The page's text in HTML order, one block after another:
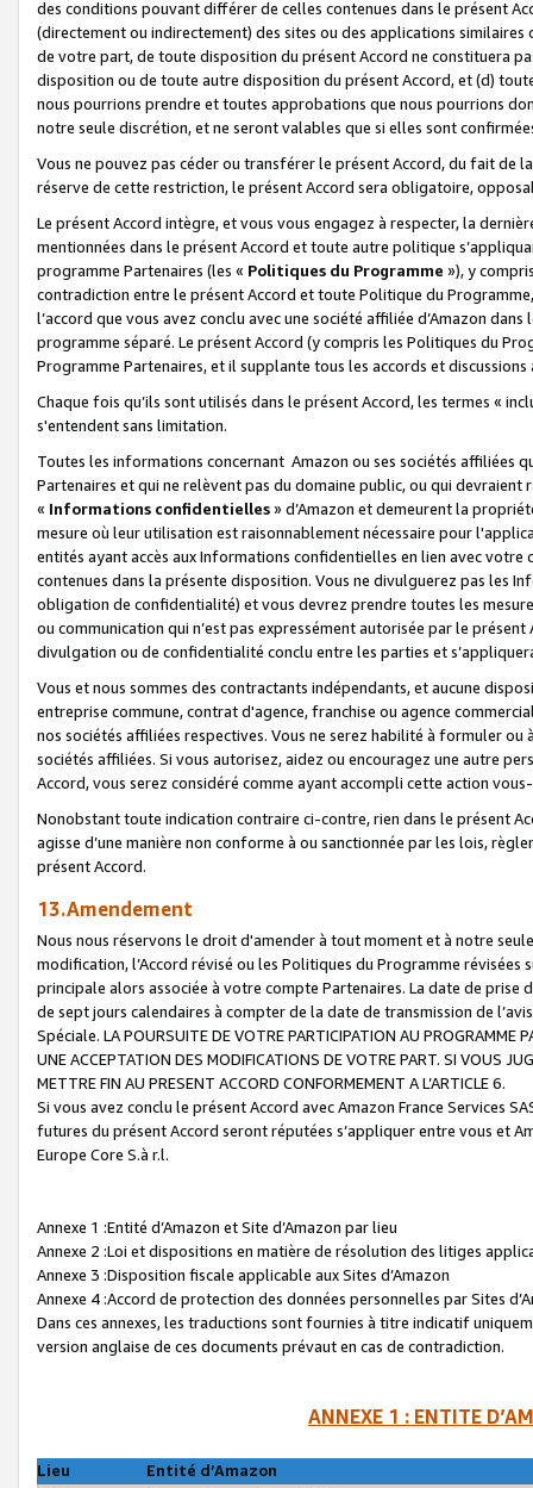
des conditions pouvant différer de celles contenues dans le présent
(directement ou indirectement) des sites ou des applications
de votre part, de toute disposition du présent Accord ne constituera
disposition ou de toute autre disposition du présent Accord, et (d)
nous pourrions prendre et toutes approbations que nous pourrions
notre seule discrétion, et ne seront valables que si elles sont
Vous ne pouvez pas céder ou transférer le présent Accord, du fait de
réserve de cette restriction, le présent Accord sera obligatoire,
Le présent Accord intègre, et vous vous engagez à respecter, la
mentionnées dans le présent Accord et toute autre politique
programme Partenaires (les « Politiques du Programme »), y
contradiction entre le présent Accord et toute Politique du
l’accord que vous avez conclu avec une société affiliée d’Amazon
programme séparé. Le présent Accord (y compris les Politiques du
Programme Partenaires, et il supplante tous les accords et discussions
Chaque fois qu’ils sont utilisés dans le présent Accord, les termes «
s'entendent sans limitation.
Toutes les informations concernant Amazon ou ses sociétés affiliées
Partenaires et qui ne relèvent pas du domaine public, ou qui
« Informations confidentielles» d’Amazon et demeurent la
mesure où leur utilisation est raisonnablement nécessaire pour
entités ayant accès aux Informations confidentielles en lien avec
contenues dans la présente disposition. Vous ne divulguerez pas les
obligation de confidentialité) et vous devrez prendre toutes les
ou communication qui n’est pas expressément autorisée par le
divulgation ou de confidentialité conclu entre les parties et
Vous et nous sommes des contractants indépendants, et aucune
entreprise commune, contrat d'agence, franchise ou agence
nos sociétés affiliées respectives. Vous ne serez habilité à formuler
sociétés affiliées. Si vous autorisez, aidez ou encouragez une autre
Accord, vous serez considéré comme ayant accompli cette action
Nonobstant toute indication contraire ci-contre, rien dans le présent
agisse d’une manière non conforme à ou sanctionnée par les lois,
présent Accord.
13.Amendement
Nous nous réservons le droit d'amender à tout moment et à notre
modification, l’Accord révisé ou les Politiques du Programme
principale alors associée à votre compte Partenaires. La date de
de sept jours calendaires à compter de la date de transmission de
Spéciale. LA POURSUITE DE VOTRE PARTICIPATION AU PROGRAMME
UNE ACCEPTATION DES MODIFICATIONS DE VOTRE PART. SI VOUS
METTRE FIN AU PRESENT ACCORD CONFORMEMENT A L’ARTICLE 6.
Si vous avez conclu le présent Accord avec Amazon France Services
futures du présent Accord seront réputées s’appliquer entre vous et
Europe Core S.à r.l.
Annexe 1 :Entité d’Amazon et Site d’Amazon par lieu
Annexe 2 :Loi et dispositions en matière de résolution des litiges
Annexe 3 :Disposition fiscale applicable aux Sites d’Amazon
Annexe 4 :Accord de protection des données personnelles par Sites
Dans ces annexes, les traductions sont fournies à titre indicatif
version anglaise de ces documents prévaut en cas de contradiction.
ANNEXE 1 : ENTITE
Lieu
Entité d’Amazon